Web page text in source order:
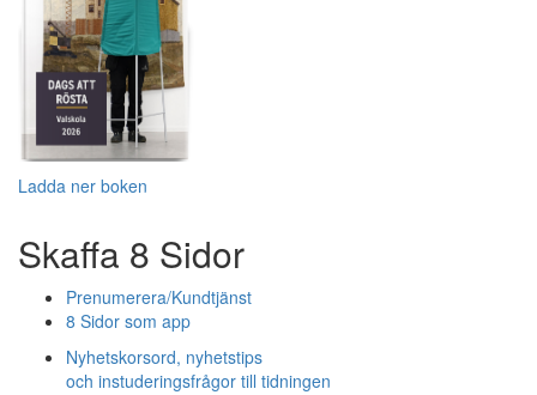
Ladda ner boken
Skaffa 8 Sidor
Prenumerera/Kundtjänst
8 Sidor som app
Nyhetskorsord, nyhetstips
och instuderingsfrågor till tidningen